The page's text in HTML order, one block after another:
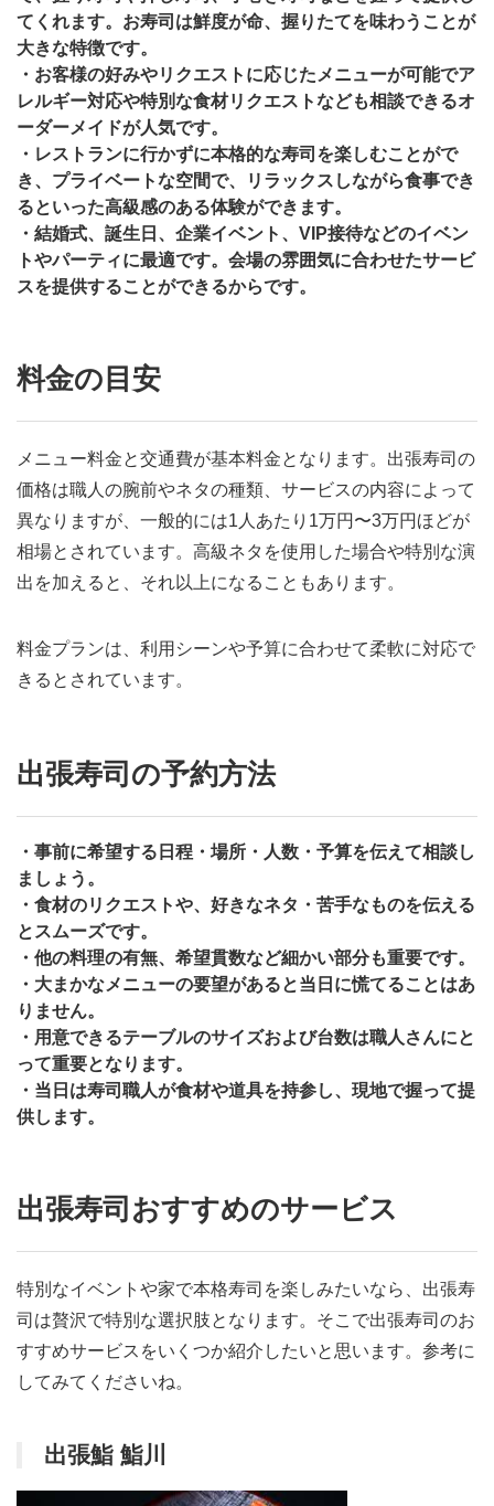
てくれます。お寿司は鮮度が命、握りたてを味わうことが
大きな特徴です。
・お客様の好みやリクエストに応じたメニューが可能でア
レルギー対応や特別な食材リクエストなども相談できるオ
ーダーメイドが人気です。
・レストランに行かずに本格的な寿司を楽しむことがで
き、プライベートな空間で、リラックスしながら食事でき
るといった高級感のある体験ができます。
・結婚式、誕生日、企業イベント、VIP接待などのイベン
トやパーティに最適です。会場の雰囲気に合わせたサービ
スを提供することができるからです。
料金の目安
メニュー料金と交通費が基本料金となります。出張寿司の
価格は職人の腕前やネタの種類、サービスの内容によって
異なりますが、一般的には1人あたり1万円〜3万円ほどが
相場とされています。高級ネタを使用した場合や特別な演
出を加えると、それ以上になることもあります。
料金プランは、利用シーンや予算に合わせて柔軟に対応で
きるとされています。
出張寿司の予約方法
・事前に希望する日程・場所・人数・予算を伝えて相談し
ましょう。
・食材のリクエストや、好きなネタ・苦手なものを伝える
とスムーズです。
・他の料理の有無、希望貫数など細かい部分も重要です。
・大まかなメニューの要望があると当日に慌てることはあ
りません。
・用意できるテーブルのサイズおよび台数は職人さんにと
って重要となります。
・当日は寿司職人が食材や道具を持参し、現地で握って提
供します。
出張寿司おすすめのサービス
特別なイベントや家で本格寿司を楽しみたいなら、出張寿
司は贅沢で特別な選択肢となります。そこで出張寿司のお
すすめサービスをいくつか紹介したいと思います。参考に
してみてくださいね。
出張鮨 鮨川